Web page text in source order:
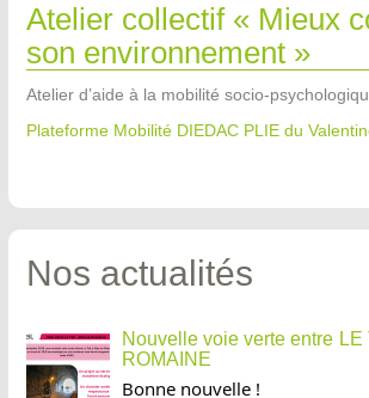
Atelier collectif « Mieux
son environnement »
Atelier d’aide à la mobilité socio-
Plateforme Mobilité DIEDAC PLIE du
Nos actualités
Nouvelle voie verte entre LE
ROMAINE
Bonne nouvelle !